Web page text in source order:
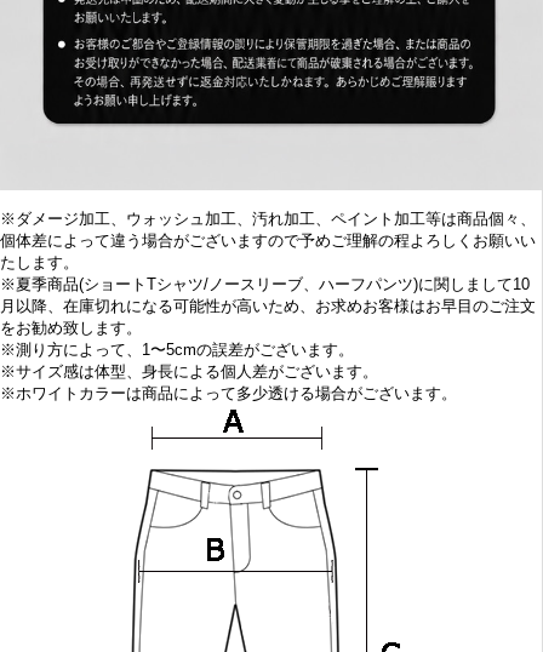
※ ダメージ加工、 ウォッシュ加工、汚れ加工、ペイント加工等は商品個々、
個体差によって違う場合がございますので予めご理解の程よろしくお願いい
たします。
※ 夏季商品(ショートTシャツ/ノースリーブ、ハーフパンツ)に関しまして10
月 以降、在庫切れになる可能性が高いため、お求めお客様はお早目のご注文
をお勧め致します。
※測り方によって、1〜5cmの誤差がございます。
※サイズ感は体型、身長による個人差がございます。
※ホワイトカラーは商品によって多少透ける場合がございます。